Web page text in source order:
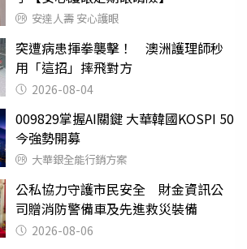
安達人壽 安心護眼
突遭病患揮拳襲擊！ 澳洲護理師秒
用「這招」摔飛對方
2026-08-04
009829掌握AI關鍵 大華韓國KOSPI 50
今強勢開募
大華銀全能行銷方案
公私協力守護市民安全 財金資訊公
司贈消防警備車及先進救災裝備
2026-08-06